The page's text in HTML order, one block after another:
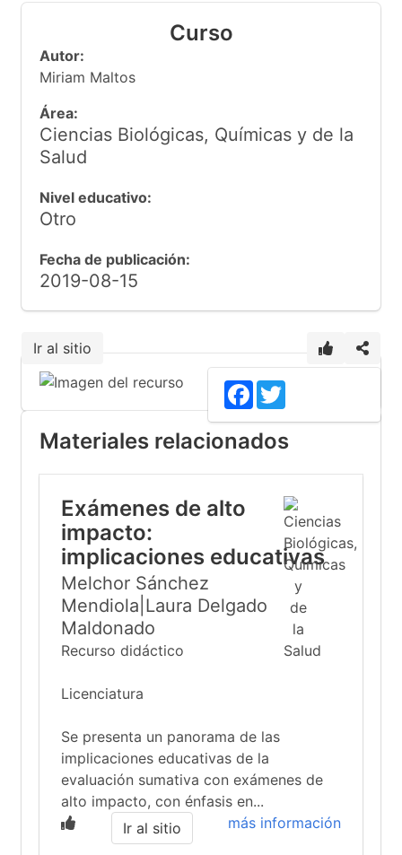
Curso
Autor:
Miriam Maltos
Área:
Ciencias Biológicas, Químicas y de la
Salud
Nivel educativo:
Otro
Fecha de publicación:
2019-08-15
Ir al sitio
Facebook
Materiales relacionados
Exámenes de alto
impacto:
implicaciones educativas
Melchor Sánchez
Mendiola|Laura Delgado
Maldonado
Recurso didáctico
Licenciatura
Se presenta un panorama de las
implicaciones educativas de la
evaluación sumativa con exámenes de
alto impacto, con énfasis en...
más información
Ir al sitio